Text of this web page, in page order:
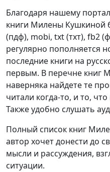
Благодаря нашему
книги Милены Кушкиной
(пдф), mobi, txt (тхт), fb2
регулярно пополняется
последние книги на
первым. В перечне книг
наверняка найдете те
читали когда-то, и то,
Также удобно слушать
Полный список книг
автор хочет донести до
мысли и рассуждения,
ситуации.